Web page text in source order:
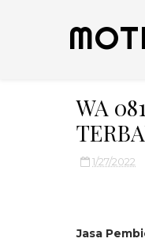
WA
1/27/2022
Jasa